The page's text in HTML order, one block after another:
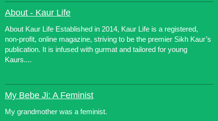
About - Kaur Life
About Kaur Life Established in 2014, Kaur Life is a registered,
non-profit, online magazine, striving to be the premier Sikh Kaur’s
publication. It is infused with gurmat and tailored for young
Kaurs....
My Bebe Ji: A Feminist
My grandmother was a feminist.